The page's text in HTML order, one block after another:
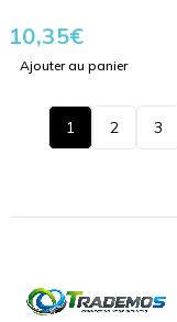
10,35€
Ajouter au panier
1 2 3